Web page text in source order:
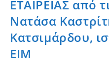
ΕΤΑΙΡΕΙΑΣ από
Νατάσα
Κατσιμάρδου,
ΕΙΜ